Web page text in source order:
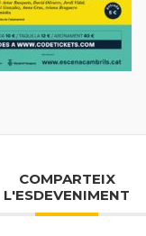
COMPARTEIX
L'ESDEVENIMENT